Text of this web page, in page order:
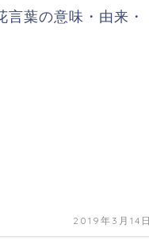
言葉の意味・由来・
2019年3月14